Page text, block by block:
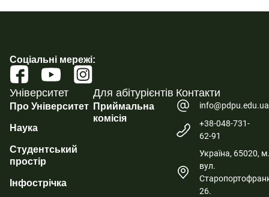
Соціальні мережі:
Університет
Про Університет
Наука
Студентський
простір
Інфострічка
Для абітурієнтів
Приймальна
комісія
Контакти
info@pdpu.edu.ua
+38-048-731-
62-91
Україна, 65020,
вул.
26.